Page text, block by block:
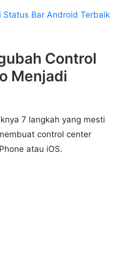
Status Bar Android Terbaik
Control
Menjadi
7 langkah yang mesti
control center
atau iOS.